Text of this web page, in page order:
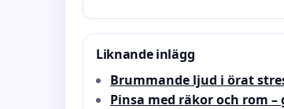
Liknande inlägg
Brummande ljud i örat
Pinsa med räkor och rom –